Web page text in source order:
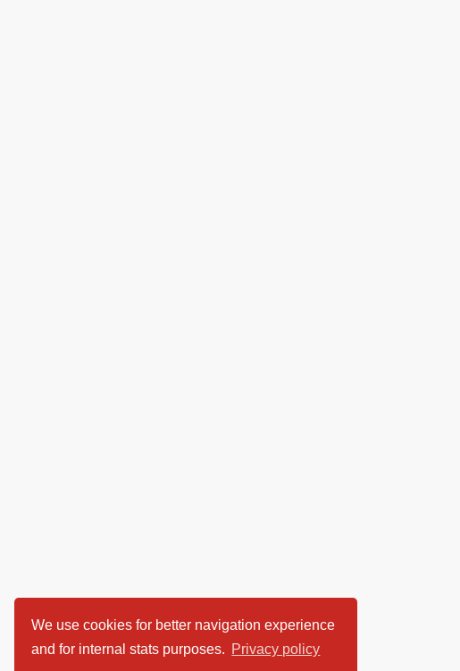
We use cookies for better navigation experience
and for internal stats purposes. Privacy policy